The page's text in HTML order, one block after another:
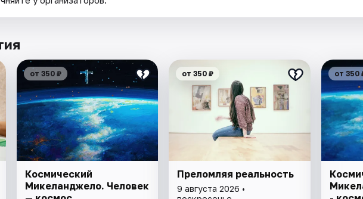
от 350 ₽
Космический
Микеланджело. Человек
от 350 ₽
Преломляя реальность
9 августа 2026 •
от 350